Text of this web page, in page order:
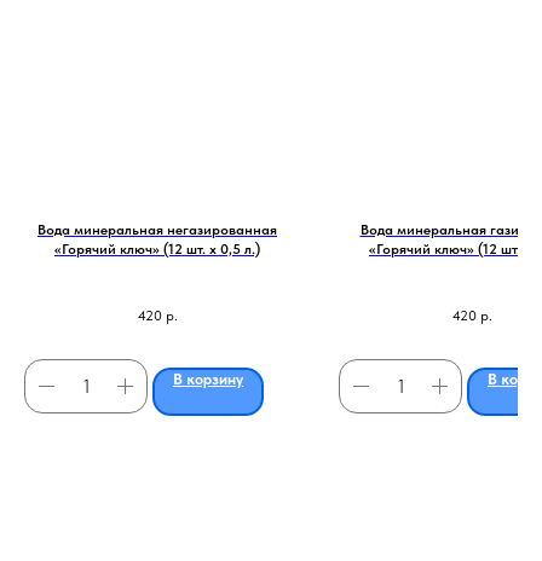
Вода минеральная негазированная
«Горячий ключ» (12 шт. х 0,5 л.)
420 р.
В корзину
Вода минеральная
«Горячий ключ» (12 шт. х
420 р.
В